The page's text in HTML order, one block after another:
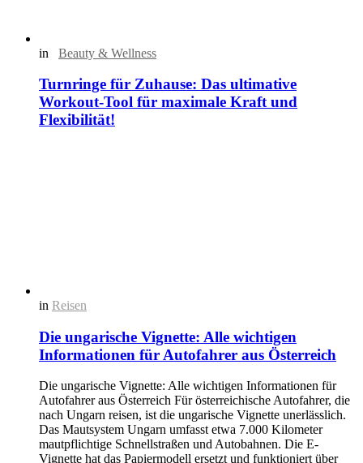
in Beauty & Wellness
Turnringe für Zuhause: Das ultimative
Workout-Tool für maximale Kraft und
Flexibilität!
in Reisen
Die ungarische Vignette: Alle wichtigen
Informationen für Autofahrer aus Österreich
Die ungarische Vignette: Alle wichtigen Informationen für
Autofahrer aus Österreich Für österreichische Autofahrer, die
nach Ungarn reisen, ist die ungarische Vignette unerlässlich.
Das Mautsystem Ungarn umfasst etwa 7.000 Kilometer
mautpflichtige Schnellstraßen und Autobahnen. Die E-
Vignette hat das Papiermodell ersetzt und funktioniert über